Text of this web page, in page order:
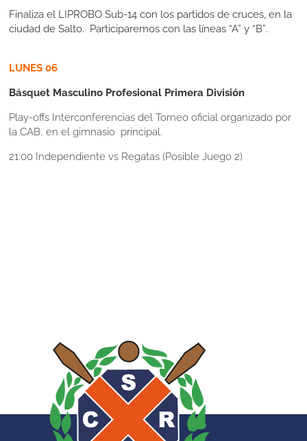
Finaliza el LIPROBO Sub-14 con los partidos de cruces, en la
ciudad de Salto. Participaremos con las líneas “A” y “B”.
LUNES 06
Básquet Masculino Profesional Primera División
Play-offs Interconferencias del Torneo oficial organizado por
la CAB, en el gimnasio principal.
21:00 Independiente vs Regatas (Posible Juego 2)